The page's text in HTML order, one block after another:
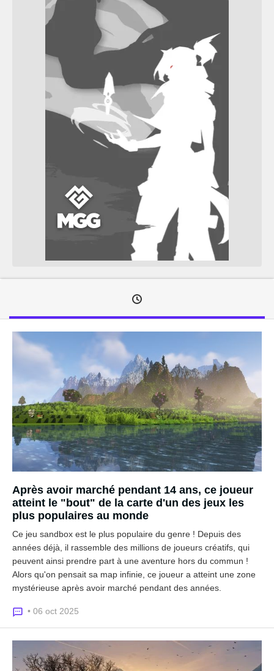
Après avoir marché pendant 14 ans, ce joueur
atteint le "bout" de la carte d'un des jeux les
plus populaires au monde
Ce jeu sandbox est le plus populaire du genre ! Depuis des
années déjà, il rassemble des millions de joueurs créatifs, qui
peuvent ainsi prendre part à une aventure hors du commun !
Alors qu'on pensait sa map infinie, ce joueur a atteint une zone
mystérieuse après avoir marché pendant des années.
• 06 oct 2025